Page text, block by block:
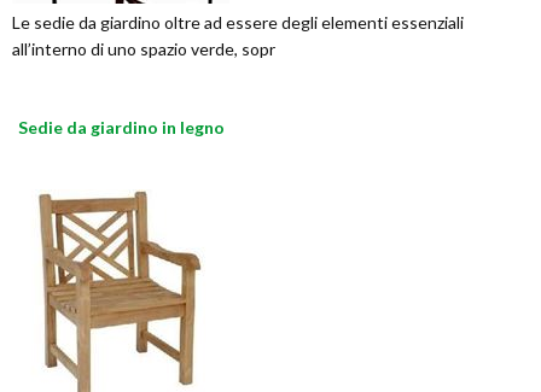
Le sedie da giardino oltre ad essere degli elementi essenziali
all’interno di uno spazio verde, sopr
Sedie da giardino in legno